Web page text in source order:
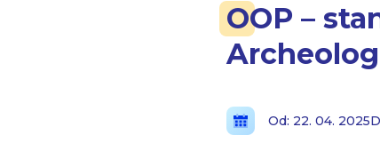
OOP –
Od: 22. 04. 2025